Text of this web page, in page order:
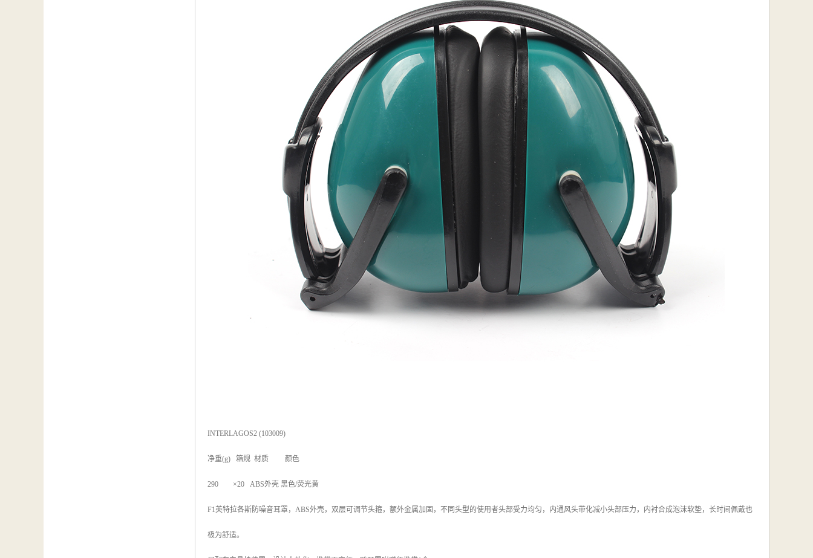
INTERLAGOS2 (103009)
净重(g) 箱规 材质 颜色
290 ×20 ABS外壳 黑色/荧光黄
F1英特拉各斯防噪音耳罩，ABS外壳，双层可调节头箍，额外金属加固，不同头型的使用者头部受力均匀，内通风头带化减小头部压力，内衬合成泡沫软垫，长时间佩戴也
极为舒适。